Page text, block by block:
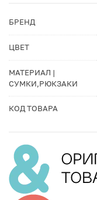
БРЕНД
ЦВЕТ
МАТЕРИАЛ |
СУМКИ,РЮКЗАКИ
КОД ТОВАРА